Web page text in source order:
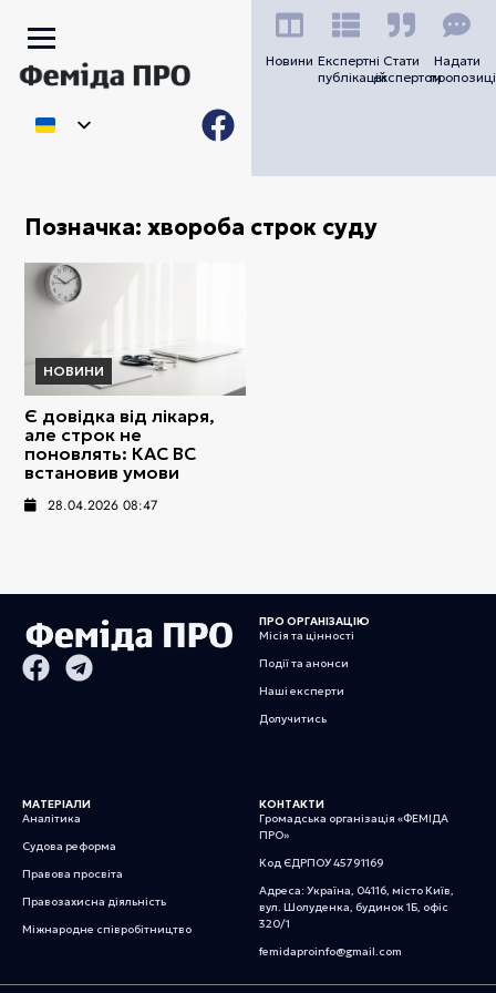
Новини Експертні
публікацій
Стати
експертом
Надати
Позначка:хвороба строк суду
НОВИНИ
Є довідка від лікаря,
але строк не
поновлять: КАС ВС
встановив умови
28.04.2026 08:47
ПРО ОРГАНІЗАЦІЮ
Місія та цінності
Події та анонси
Наші експерти
Долучитись
МАТЕРІАЛИ
Аналітика
Судова реформа
Правова просвіта
Правозахисна діяльність
Міжнародне співробітництво
КОНТАКТИ
Громадська організація «ФЕМІДА
ПРО»
Код ЄДРПОУ 45791169
Адреса: Україна, 04116, місто Київ,
вул. Шолуденка, будинок 1Б, офіс
320/1
femidaproinfo@gmail.com